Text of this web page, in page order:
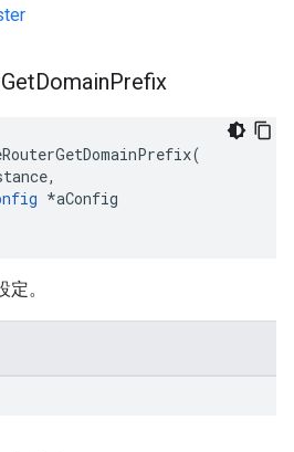
GetDomainPrefix
(
,
*aConfig
。